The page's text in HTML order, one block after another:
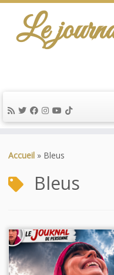
au
Le
Accueil » Bleus
Bleus